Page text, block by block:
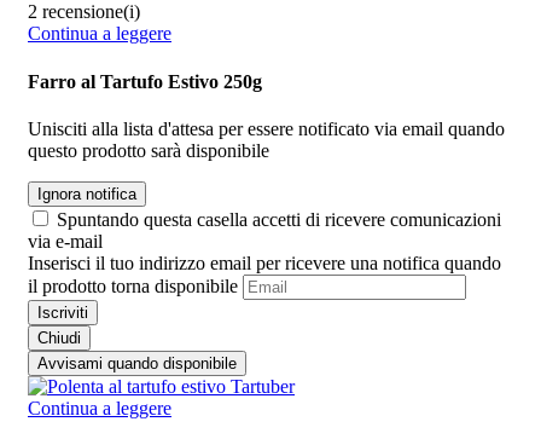
2 recensione(i)
Continua a leggere
Farro al Tartufo Estivo 250g
Unisciti alla lista d'attesa per essere notificato via email quando
questo prodotto sarà disponibile
Ignora notifica
Spuntando questa casella accetti di ricevere comunicazioni
via e-mail
Inserisci il tuo indirizzo email per ricevere una notifica quando
il prodotto torna disponibile
Iscriviti
Chiudi
Avvisami quando disponibile
Continua a leggere